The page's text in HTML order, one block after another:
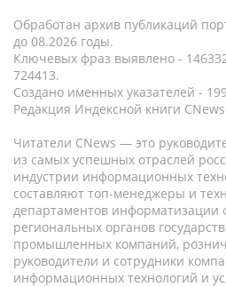
Обработан архив публикаций
до 08.2026 годы.
Ключевых фраз выявлено -
724413.
Создано именных указателей -
Редакция Индексной книги
Читатели CNews — это
из самых успешных отраслей
индустрии информационных
составляют топ-менеджеры и
департаментов информатизации
региональных органов
промышленных компаний,
руководители и сотрудники
информационных технологий и